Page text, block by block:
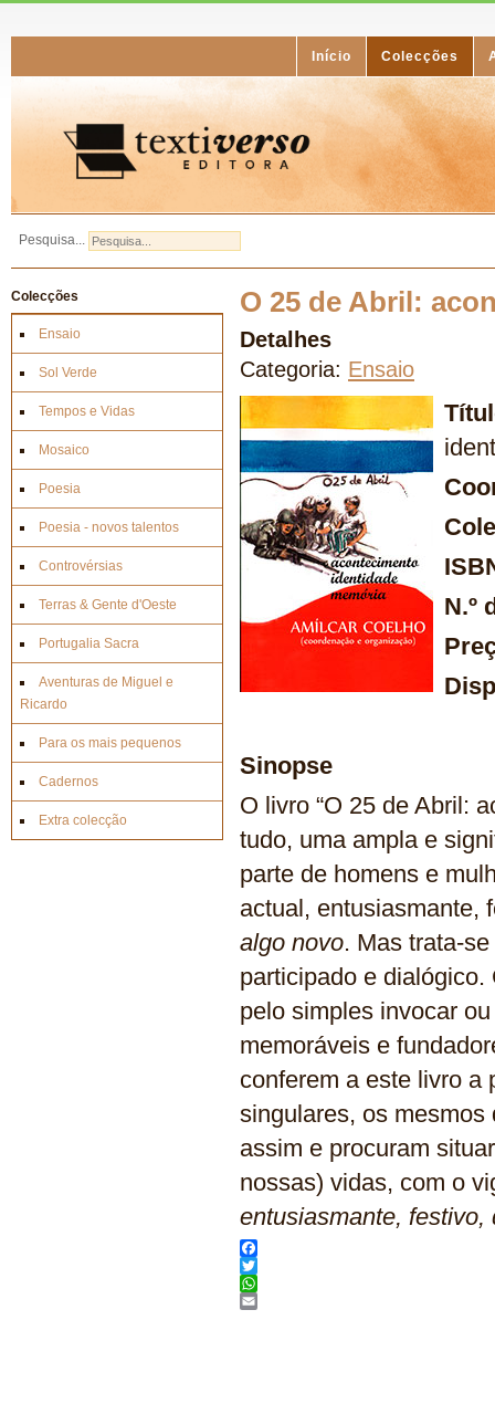
Início Colecções
Pesquisa...
Colecções
Ensaio
Sol Verde
Tempos e Vidas
Mosaico
Poesia
Poesia - novos talentos
Controvérsias
Terras & Gente d'Oeste
Portugalia Sacra
Aventuras de Miguel e
Ricardo
Para os mais pequenos
Cadernos
Extra colecção
O 25 de Abril:
Detalhes
Categoria: Ensaio
N.º
Sinopse
O livro “O 25 de Abril:
tudo, uma ampla e
parte de homens e
actual, entusiasmante,
algo novo. Mas trata-
participado e
pelo simples invocar
memoráveis e
conferem a este livro a
singulares, os
assim e procuram
nossas) vidas, com o
entusiasmante,
Facebook
Twitter
WhatsApp